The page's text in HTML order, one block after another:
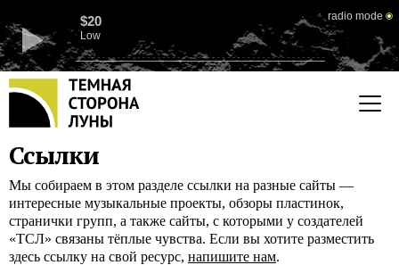
$20
Low
radio mode
Ссылки
Мы собираем в этом разделе ссылки на разные сайты —
интересные музыкальные проекты, обзоры пластинок,
странички групп, а также сайты, с которыми у создателей
«ТСЛ» связаны тёплые чувства. Если вы хотите разместить
здесь ссылку на свой ресурс, напишите нам.